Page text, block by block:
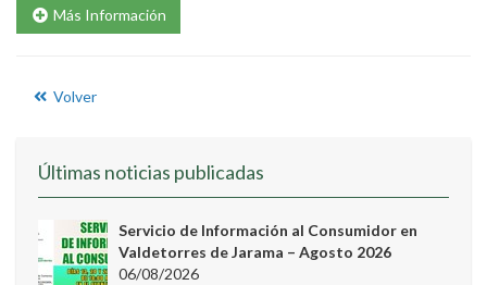
Más Información
Volver
Últimas noticias publicadas
Servicio de Información al Consumidor en
Valdetorres de Jarama – Agosto 2026
06/08/2026